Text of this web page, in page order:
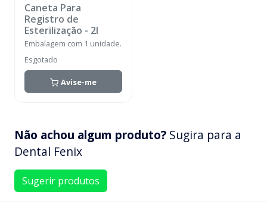
Caneta Para
Registro de
Esterilização - 2I
Embalagem com 1 unidade.
Esgotado
Avise-me
Não achou algum produto? Sugira para a
Dental Fenix
Sugerir produtos